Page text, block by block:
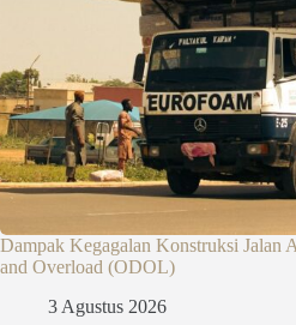
Dampak Kegagalan Konstruksi Jalan
and Overload (ODOL)
3 Agustus 2026